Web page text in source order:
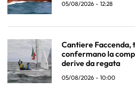
05/08/2026 - 12:28
Cantiere
confermano la
derive da regata
05/08/2026 - 10:00